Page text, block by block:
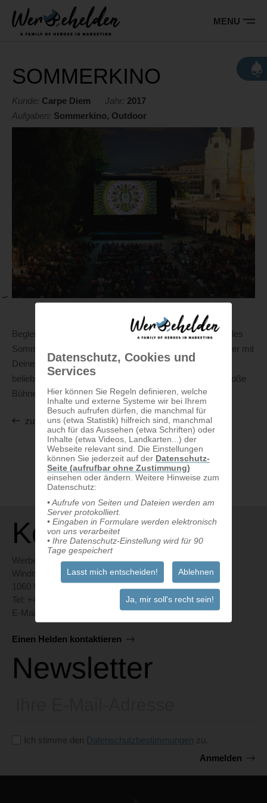
Datenschutz, Cookies und
Services
Hier können Sie Regeln definieren, welche
Inhalte und externe Systeme wir bei Ihrem
Besuch aufrufen dürfen, die manchmal für
uns (etwa Statistik) hilfreich sind, manchmal
auch für das Aussehen (etwa Schriften) oder
Inhalte (etwa Videos, Landkarten...) der
Webseite relevant sind. Die Einstellungen
können Sie jederzeit auf der Datenschutz-
Seite (aufrufbar ohne Zustimmung)
einsehen oder ändern. Weitere Hinweise zum
Datenschutz:
• Aufrufe von Seiten und Dateien werden am
Server protokolliert.
• Eingaben in Formulare werden elektronisch
von uns verarbeitet
• Ihre Datenschutz-Einstellung wird für 90
Tage gespeichert
Lasst mich entscheiden! Ablehnen
Ja, mir soll's recht sein!
Bedienung
Leistungen
Referenzen
Jobs
MENU
SOMMERKINO
Kunde: Carpe Diem Jahr: 2017
Aufgaben: Sommerkino, Outdoor
Begleite Deine Zielgruppe zu den schönsten Momenten des
Sommers und erreiche eingefleischte Cineasten treffsicher mit
Deiner Werbebotschaft an lauen Sommerabenden. Die
beliebten Sommerkinos in ganz Österreich sind Deine große
Bühne für erfolgreiche Kinowerbung!
zurück
Kontakt
Werbehelden GmbH
Windmühlgasse 26 / Stiege 1
1060 Wien
Tel: +43 699 167 86 212
E-Mail:
office@werbehelden.com
Einen Helden kontaktieren
Newsletter
Ich stimme den Datenschutzbestimmungen zu.
Anmelden